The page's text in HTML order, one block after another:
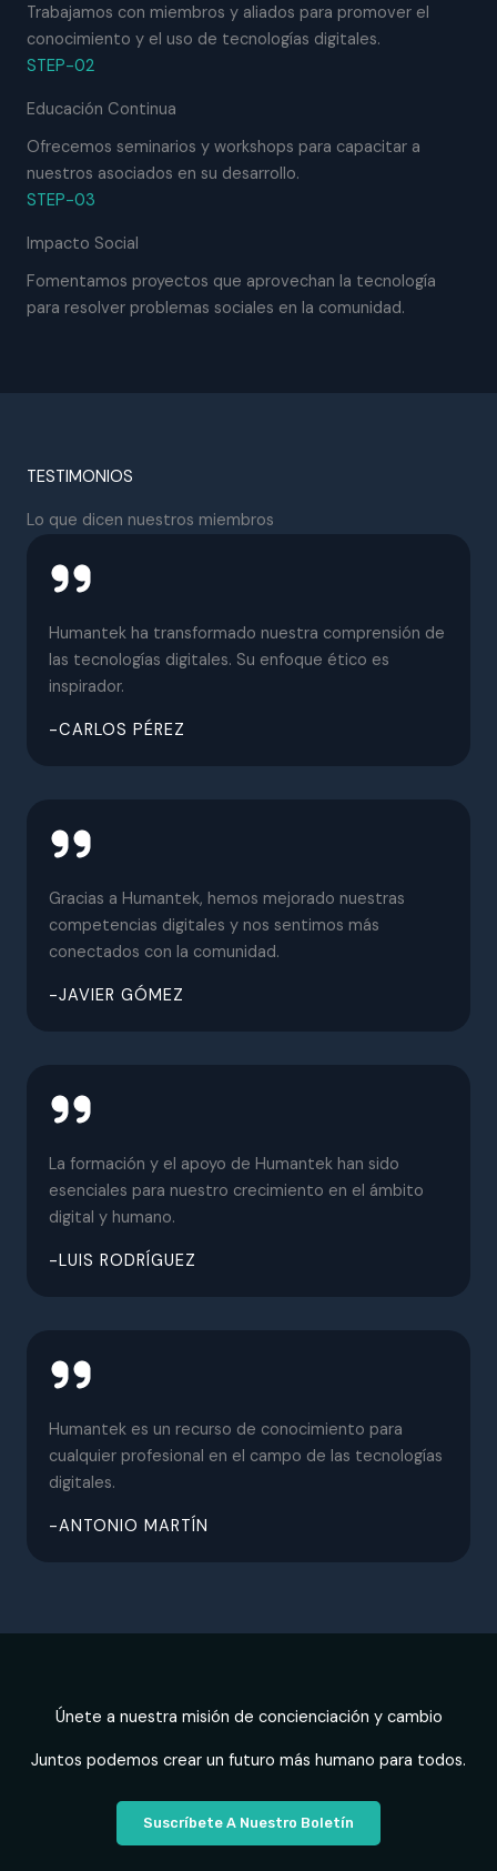
Trabajamos con miembros y aliados para promover el
conocimiento y el uso de tecnologías digitales.
STEP-02
Educación Continua
Ofrecemos seminarios y workshops para capacitar a
nuestros asociados en su desarrollo.
STEP-03
Impacto Social
Fomentamos proyectos que aprovechan la tecnología
para resolver problemas sociales en la comunidad.
TESTIMONIOS
Lo que dicen nuestros miembros
Humantek ha transformado nuestra comprensión de
las tecnologías digitales. Su enfoque ético es
inspirador.
-CARLOS PÉREZ
Gracias a Humantek, hemos mejorado nuestras
competencias digitales y nos sentimos más
conectados con la comunidad.
-JAVIER GÓMEZ
La formación y el apoyo de Humantek han sido
esenciales para nuestro crecimiento en el ámbito
digital y humano.
-LUIS RODRÍGUEZ
Humantek es un recurso de conocimiento para
cualquier profesional en el campo de las tecnologías
digitales.
-ANTONIO MARTÍN
Únete a nuestra misión de concienciación y cambio
Juntos podemos crear un futuro más humano para todos.
Suscríbete A Nuestro Boletín